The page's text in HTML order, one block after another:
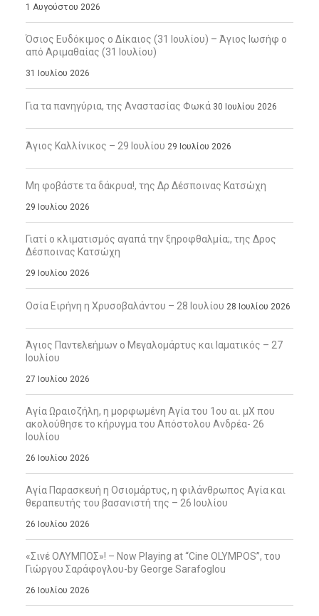
1 Αυγούστου 2026
Όσιος Ευδόκιμος ο Δίκαιος (31 Ιουλίου) – Άγιος Ιωσήφ ο
από Αριμαθαίας (31 Ιουλίου)
31 Ιουλίου 2026
Για τα πανηγύρια, της Αναστασίας Φωκά 30 Ιουλίου 2026
Άγιος Καλλίνικος – 29 Ιουλίου 29 Ιουλίου 2026
Μη φοβάστε τα δάκρυα!, της Δρ Δέσποινας Κατσώχη
29 Ιουλίου 2026
Γιατί ο κλιματισμός αγαπά την ξηροφθαλμία;, της Δρος
Δέσποινας Κατσώχη
29 Ιουλίου 2026
Οσία Ειρήνη η Χρυσοβαλάντου – 28 Ιουλίου 28 Ιουλίου 2026
Άγιος Παντελεήμων ο Μεγαλομάρτυς και Ιαματικός – 27
Ιουλίου
27 Ιουλίου 2026
Αγία Ωραιοζήλη, η μορφωμένη Αγία του 1ου αι. μΧ που
ακολούθησε το κήρυγμα του Απόστολου Ανδρέα- 26
Ιουλίου
26 Ιουλίου 2026
Αγία Παρασκευή η Οσιομάρτυς, η φιλάνθρωπος Αγία και
θεραπευτής του βασανιστή της – 26 Ιουλίου
26 Ιουλίου 2026
«Σινέ ΟΛΥΜΠΟΣ»! – Now Playing at “Cine OLYMPOS”, του
Γιώργου Σαράφογλου-by George Sarafoglou
26 Ιουλίου 2026